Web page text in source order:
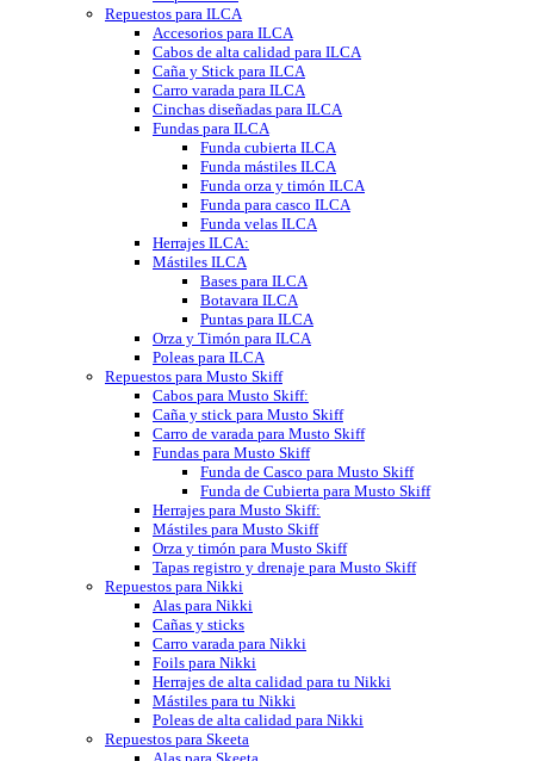
Repuestos para ILCA
Accesorios para ILCA
Cabos de alta calidad para ILCA
Caña y Stick para ILCA
Carro varada para ILCA
Cinchas diseñadas para ILCA
Fundas para ILCA
Funda cubierta ILCA
Funda mástiles ILCA
Funda orza y timón ILCA
Funda para casco ILCA
Funda velas ILCA
Herrajes ILCA:
Mástiles ILCA
Bases para ILCA
Botavara ILCA
Puntas para ILCA
Orza y Timón para ILCA
Poleas para ILCA
Repuestos para Musto Skiff
Cabos para Musto Skiff:
Caña y stick para Musto Skiff
Carro de varada para Musto Skiff
Fundas para Musto Skiff
Funda de Casco para Musto Skiff
Funda de Cubierta para Musto Skiff
Herrajes para Musto Skiff:
Mástiles para Musto Skiff
Orza y timón para Musto Skiff
Tapas registro y drenaje para Musto Skiff
Repuestos para Nikki
Alas para Nikki
Cañas y sticks
Carro varada para Nikki
Foils para Nikki
Herrajes de alta calidad para tu Nikki
Mástiles para tu Nikki
Poleas de alta calidad para Nikki
Repuestos para Skeeta